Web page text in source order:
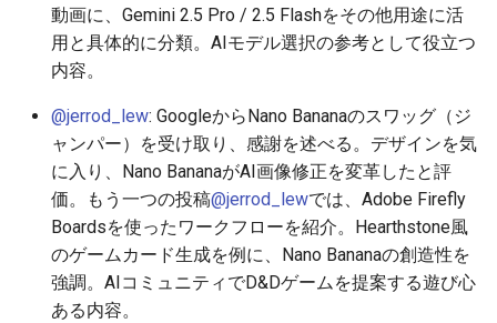
2026-06-06
2026-06-04
2026-06-03
2026-06-02
2025-11-21
2025-11-19
2025-11-18
2025-11-17
2026-06-06
2026-06-04
2026-06-03
2026-06-02
2025-11-21
2025-11-19
2025-11-18
2025-11-17
2026-06-03
2026-06-01
2026-05-31
2026-05-30
2026-05-29
2026-06-03
2026-05-31
2026-05-30
2026-05-29
2025-11-21
2025-11-19
2025-11-18
2025-11-17
2026-06-06
2026-06-04
2026-06-03
2026-06-02
2026-05-31
動画に、Gemini 2.5 Pro / 2.5 Flashをその他用途に活
用と具体的に分類。AIモデル選択の参考として役立つ
内容。
@jerrod_lew: GoogleからNano Bananaのスワッグ（ジ
ャンパー）を受け取り、感謝を述べる。デザインを気
に入り、Nano BananaがAI画像修正を変革したと評
価。もう一つの投稿@jerrod_lewでは、Adobe Firefly
Boardsを使ったワークフローを紹介。Hearthstone風
のゲームカード生成を例に、Nano Bananaの創造性を
強調。AIコミュニティでD&Dゲームを提案する遊び心
ある内容。